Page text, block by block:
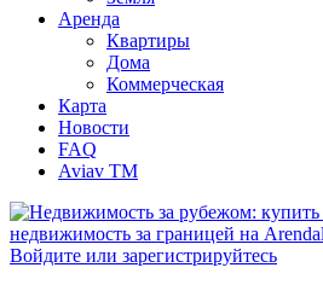
Аренда
Квартиры
Дома
Коммерческая
Карта
Новости
FAQ
Aviav TM
Войдите или зарегистрируйтесь